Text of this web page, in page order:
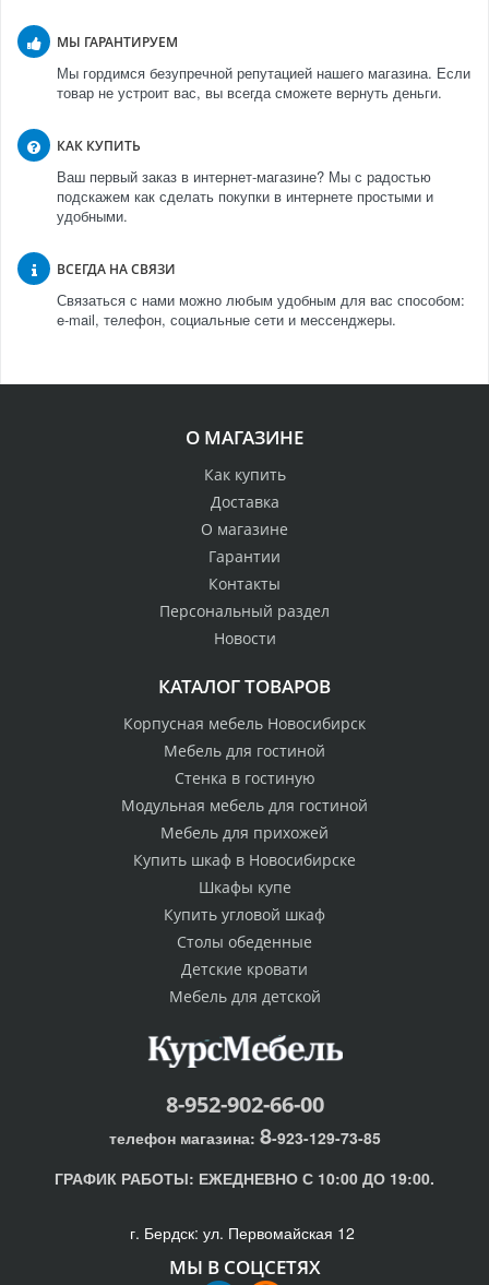
МЫ ГАРАНТИРУЕМ
Мы гордимся безупречной репутацией нашего магазина. Если
товар не устроит вас, вы всегда сможете вернуть деньги.
КАК КУПИТЬ
Ваш первый заказ в интернет-магазине? Мы с радостью
подскажем как сделать покупки в интернете простыми и
удобными.
ВСЕГДА НА СВЯЗИ
Связаться с нами можно любым удобным для вас способом:
e-mail, телефон, социальные сети и мессенджеры.
О МАГАЗИНЕ
Как купить
Доставка
О магазине
Гарантии
Контакты
Персональный раздел
Новости
КАТАЛОГ ТОВАРОВ
Корпусная мебель Новосибирск
Мебель для гостиной
Стенка в гостиную
Модульная мебель для гостиной
Мебель для прихожей
Купить шкаф в Новосибирске
Шкафы купе
Купить угловой шкаф
Столы обеденные
Детские кровати
Мебель для детской
8-952-902-66-00
телефон магазина: 8-923-129-73-85
ГРАФИК РАБОТЫ: ЕЖЕДНЕВНО С 10:00 ДО 19:00.
г. Бердск: ул. Первомайская 12
МЫ В СОЦСЕТЯХ